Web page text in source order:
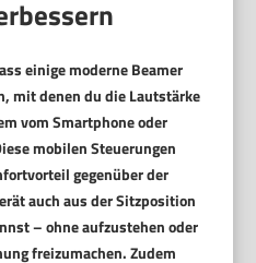
einige moderne Beamer
mit denen du die Lautstärke
vom Smartphone oder
mobilen Steuerungen
gegenüber der
auch aus der Sitzposition
– ohne aufzustehen oder
freizumachen. Zudem